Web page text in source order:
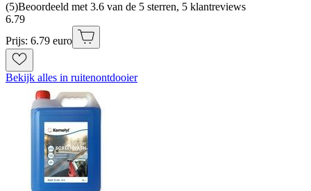
(5)Beoordeeld met 3.6 van de 5 sterren, 5 klantreviews
6.79
Prijs: 6.79 euro
Bekijk alles in ruitenontdooier